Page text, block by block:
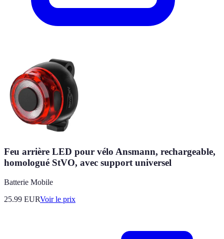
Feu arrière LED pour vélo Ansmann, rechargeable,
homologué StVO, avec support universel
Batterie Mobile
25.99 EURVoir le prix